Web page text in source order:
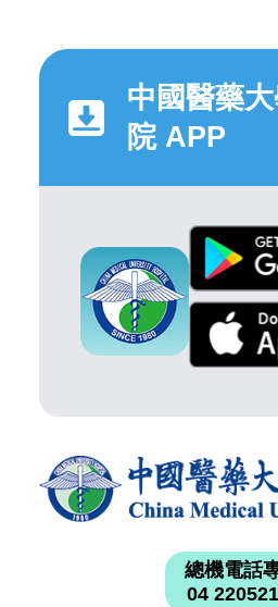
中國醫藥
院 APP
總機電話
04